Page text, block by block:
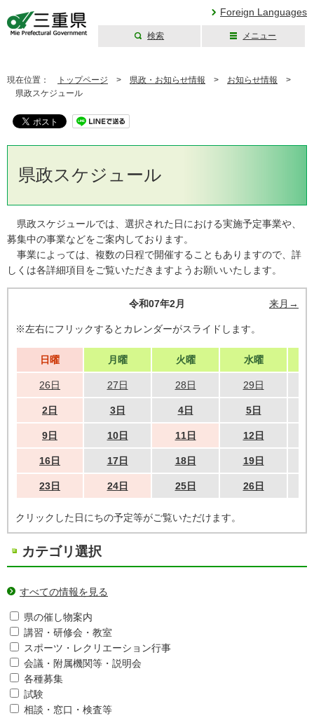
Foreign Languages
検索 メニュー
現在位置： トップページ > 県政・お知らせ情報 > お知らせ情報 >
県政スケジュール
県政スケジュール
県政スケジュールでは、選択された日における実施予定事業や、
募集中の事業などをご案内しております。
事業によっては、複数の日程で開催することもありますので、詳
しくは各詳細項目をご覧いただきますようお願いいたします。
令和07年2月 来月→
※左右にフリックするとカレンダーがスライドします。
日曜 月曜 火曜 水曜
26日 27日 28日 29日
2日 3日 4日 5日
9日 10日 11日 12日
16日 17日 18日 19日
23日 24日 25日 26日
クリックした日にちの予定等がご覧いただけます。
カテゴリ選択
すべての情報を見る
県の催し物案内
講習・研修会・教室
スポーツ・レクリエーション行事
会議・附属機関等・説明会
各種募集
試験
相談・窓口・検査等